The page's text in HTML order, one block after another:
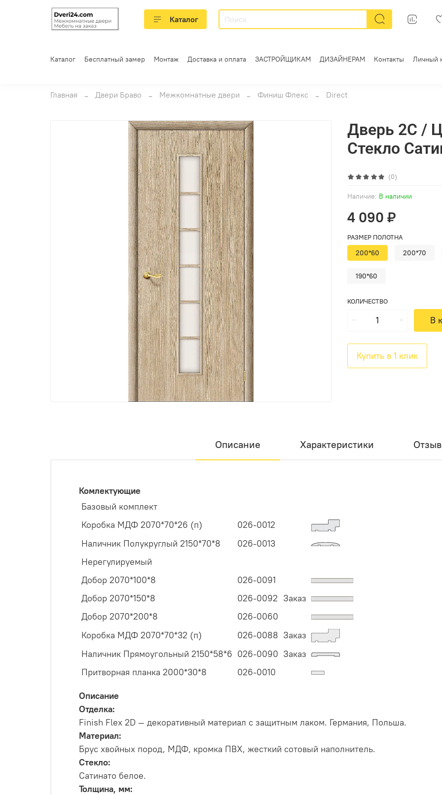
Каталог
Каталог Бесплатный замер Монтаж Доставка и оплата ЗАСТРОЙЩИКАМ ДИЗАЙНЕРАМ Контакты Личный
Главная Двери Браво Межкомнатные двери Финиш Флекс Direct
(0)
Наличие: В наличии
Дверь 2С /
Стекло
4 090 ₽
КОЛИЧЕСТВО
В
Купить в 1 клик
РАЗМЕР ПОЛОТНА
200*60 200*70
190*60
Описание Характеристики
Комлектующие
Базовый комплект
Коробка МДФ 2070*70*26 (п)
026-0012
Наличник Полукруглый 2150*70*8
026-0013
Нерегулируемый
Добор 2070*100*8
026-0091
Добор 2070*150*8
026-0092 Заказ
Добор 2070*200*8
026-0060
Коробка МДФ 2070*70*32 (п)
026-0088 Заказ
Наличник Прямоугольный 2150*58*6 026-0090 Заказ
Притворная планка 2000*30*8
026-0010
Описание
Отделка:
Finish Flex 2D — декоративный материал с защитным лаком. Германия, Польша.
Материал:
Брус хвойных пород, МДФ, кромка ПВХ, жесткий сотовый наполнитель.
Стекло:
Сатинато белое.
Толщина, мм: